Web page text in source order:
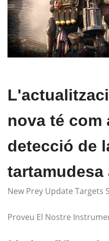
nova té com
detecció de
tartamudesa
New Prey Update Targets
Proveu El Nostre